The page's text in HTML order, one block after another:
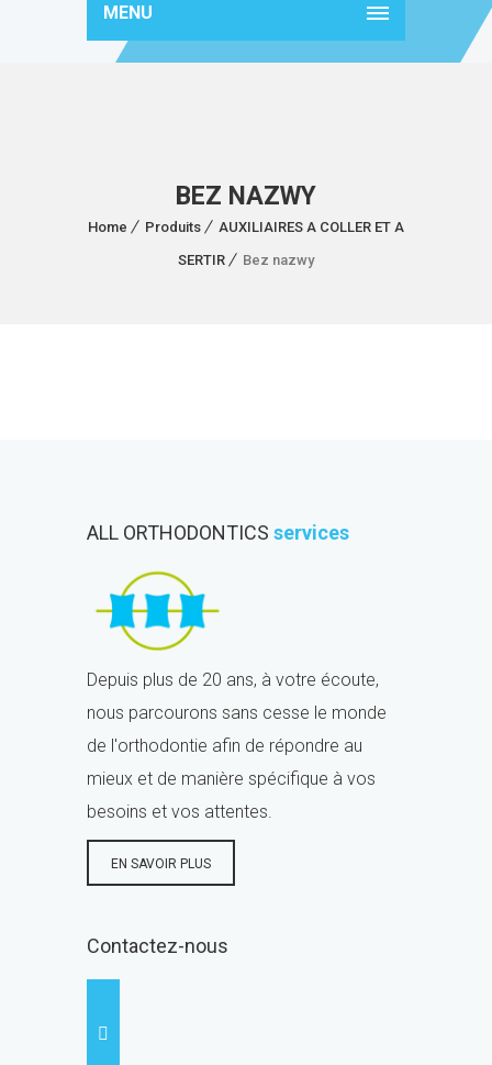
MENU
BEZ NAZWY
Home Produits
AUXILIAIRES A COLLER ET A
SERTIR
Bez nazwy
ALL ORTHODONTICS services
Depuis plus de 20 ans, à votre écoute,
nous parcourons sans cesse le monde
de l'orthodontie afin de répondre au
mieux et de manière spécifique à vos
besoins et vos attentes.
EN SAVOIR PLUS
Contactez-nous